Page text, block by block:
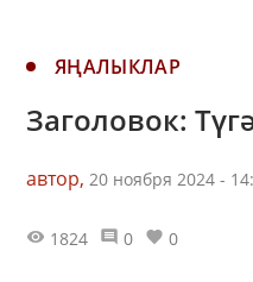
ЯҢАЛЫКЛАР
Заголовок:
автор, 20 ноября 2024 -
1824 0 0